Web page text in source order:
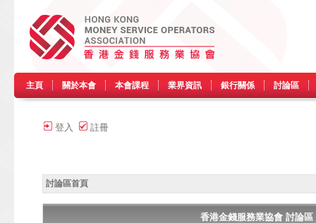
主頁 關於本會 本會課程 業界資訊 銀行關係 討論區
登入 註冊
討論區首頁
香港金錢服務業協會 討論